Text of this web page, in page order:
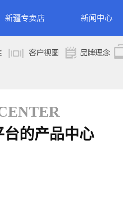
新疆专卖店 新闻中心
台的产品中心